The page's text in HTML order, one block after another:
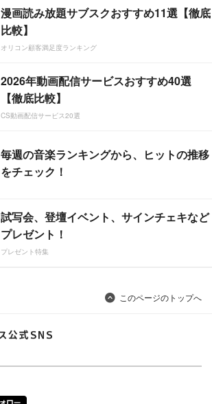
漫画読み放題サブスクおすすめ11選【徹底
比較】
オリコン顧客満足度ランキング
2026年動画配信サービスおすすめ40選
【徹底比較】
CS動画配信サービス20選
毎週の音楽ランキングから、ヒットの推移
をチェック！
試写会、登壇イベント、サインチェキなど
プレゼント！
プレゼント特集
このページのトップへ